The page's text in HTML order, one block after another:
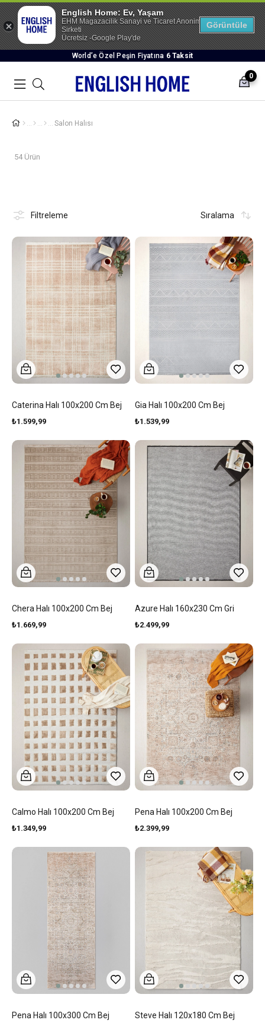
World’e Özel Peşin Fiyatına 6 Taksit
0
Salon Halısı
54 Ürün
Filtreleme Sıralama
Caterina Halı 100x200 Cm Bej
₺1.599,99
Gia Halı 100x200 Cm Bej
₺1.539,99
Chera Halı 100x200 Cm Bej
₺1.669,99
Azure Halı 160x230 Cm Gri
₺2.499,99
Calmo Halı 100x200 Cm Bej
₺1.349,99
Pena Halı 100x200 Cm Bej
₺2.399,99
Pena Halı 100x300 Cm Bej Steve Halı 120x180 Cm Bej
English Home: Ev, Yaşam
EHM Magazacilik Sanayi ve Ticaret Anonim
Sirketi
Ücretsiz -Google Play'de
Görüntüle